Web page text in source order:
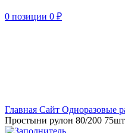
0 позиции 0 ₽
Главная Сайт Одноразовые
Простыни рулон 80/200